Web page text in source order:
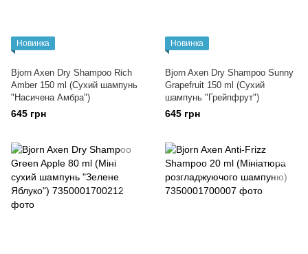
Новинка
Bjorn Axen Dry Shampoo Rich
Amber 150 ml (Сухий шампунь
"Насичена Амбра")
645 грн
Новинка
Bjorn Axen Dry Shampoo Sunny
Grapefruit 150 ml (Сухий
шампунь "Грейпфрут")
645 грн